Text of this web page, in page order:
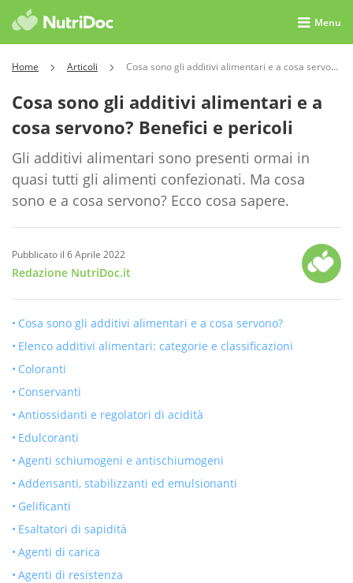
Menu
Home Articoli Cosa sono gli additivi alimentari e a cosa servono? Benefici e pericoli
Cosa sono gli additivi alimentari e a
cosa servono? Benefici e pericoli
Gli additivi alimentari sono presenti ormai in
quasi tutti gli alimenti confezionati. Ma cosa
sono e a cosa servono? Ecco cosa sapere.
Pubblicato il 6 Aprile 2022
Redazione NutriDoc.it
Cosa sono gli additivi alimentari e a cosa servono?
Elenco additivi alimentari: categorie e classificazioni
Coloranti
Conservanti
Antiossidanti e regolatori di acidità
Edulcoranti
Agenti schiumogeni e antischiumogeni
Addensanti, stabilizzanti ed emulsionanti
Gelificanti
Esaltatori di sapidità
Agenti di carica
Agenti di resistenza